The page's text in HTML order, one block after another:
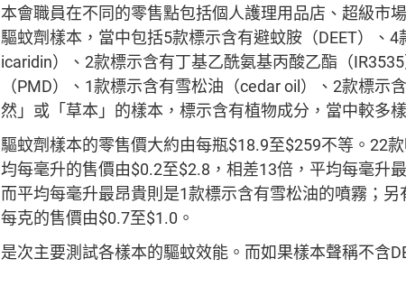
本會職員在不同的零售點包括個人護理用品店、超級市
驅蚊劑樣本，當中包括5款標示含有避蚊胺（DEET）、
icaridin）、2款標示含有丁基乙酰氨基丙酸乙酯（
（PMD）、1款標示含有雪松油（cedar oil）、2款標
然」或「草本」的樣本，標示含有植物成分，當中較多
驅蚊劑樣本的零售價大約由每瓶$18.9至$259不等。22
均每毫升的售價由$0.2至$2.8，相差13倍，平均每毫升
而平均每毫升最昂貴則是1款標示含有雪松油的噴霧；
每克的售價由$0.7至$1.0。
是次主要測試各樣本的驅蚊效能。而如果樣本聲稱不含